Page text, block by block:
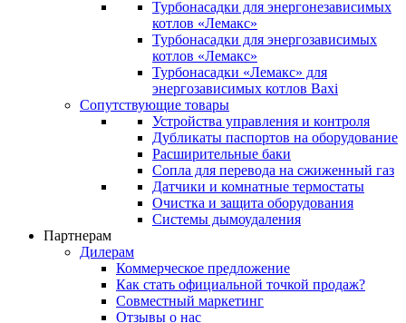
Турбонасадки для энергонезависимых
котлов «Лемакс»
Турбонасадки для энергозависимых
котлов «Лемакс»
Турбонасадки «Лемакс» для
энергозависимых котлов Baxi
Сопутствующие товары
Устройства управления и контроля
Дубликаты паспортов на оборудование
Расширительные баки
Сопла для перевода на сжиженный газ
Датчики и комнатные термостаты
Очистка и защита оборудования
Системы дымоудаления
Партнерам
Дилерам
Коммерческое предложение
Как стать официальной точкой продаж?
Совместный маркетинг
Отзывы о нас